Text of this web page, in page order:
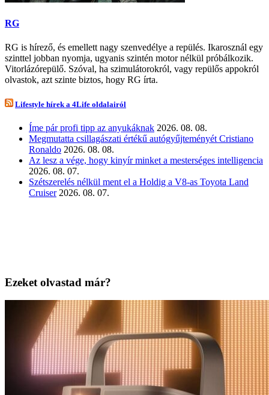
RG
RG is hírező, és emellett nagy szenvedélye a repülés. Ikarosznál egy
szinttel jobban nyomja, ugyanis szintén motor nélkül próbálkozik.
Vitorlázórepülő. Szóval, ha szimulátorokról, vagy repülős appokról
olvastok, azt szinte biztos, hogy RG írta.
Lifestyle hírek a 4Life oldalairól
Íme pár profi tipp az anyukáknak 2026. 08. 08.
Megmutatta csillagászati értékű autógyűjteményét Cristiano
Ronaldo 2026. 08. 08.
Az lesz a vége, hogy kinyír minket a mesterséges intelligencia
2026. 08. 07.
Szétszerelés nélkül ment el a Holdig a V8-as Toyota Land
Cruiser 2026. 08. 07.
Ezeket olvastad már?